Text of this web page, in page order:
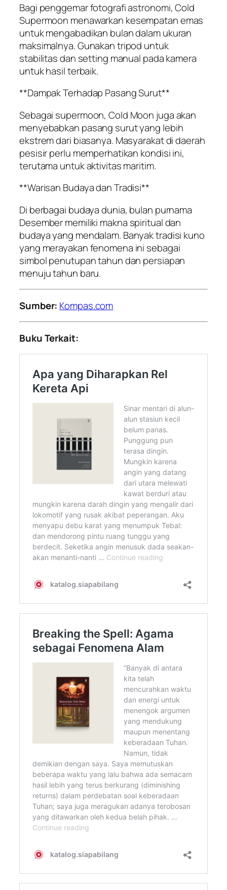
Bagi penggemar fotografi astronomi, Cold
Supermoon menawarkan kesempatan emas
untuk mengabadikan bulan dalam ukuran
maksimalnya. Gunakan tripod untuk
stabilitas dan setting manual pada kamera
untuk hasil terbaik.
**Dampak Terhadap Pasang Surut**
Sebagai supermoon, Cold Moon juga akan
menyebabkan pasang surut yang lebih
ekstrem dari biasanya. Masyarakat di daerah
pesisir perlu memperhatikan kondisi ini,
terutama untuk aktivitas maritim.
**Warisan Budaya dan Tradisi**
Di berbagai budaya dunia, bulan purnama
Desember memiliki makna spiritual dan
budaya yang mendalam. Banyak tradisi kuno
yang merayakan fenomena ini sebagai
simbol penutupan tahun dan persiapan
menuju tahun baru.
Sumber: Kompas.com
Buku Terkait: